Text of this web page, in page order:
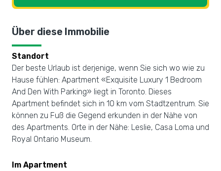
Über diese Immobilie
Standort
Der beste Urlaub ist derjenige, wenn Sie sich wo wie zu
Hause fühlen: Apartment «Exquisite Luxury 1 Bedroom
And Den With Parking» liegt in Toronto. Dieses
Apartment befindet sich in 10 km vom Stadtzentrum. Sie
können zu Fuß die Gegend erkunden in der Nähe von
des Apartments. Orte in der Nähe: Leslie, Casa Loma und
Royal Ontario Museum.
Im Apartment